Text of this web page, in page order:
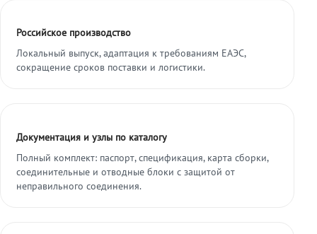
Российское производство
Локальный выпуск, адаптация к требованиям ЕАЭС,
сокращение сроков поставки и логистики.
Документация и узлы по каталогу
Полный комплект: паспорт, спецификация, карта сборки,
соединительные и отводные блоки с защитой от
неправильного соединения.